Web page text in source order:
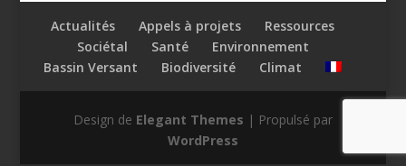
Actualités Appels à projets
Ressources
Sociétal
Santé
Environnement
Bassin Versant
Biodiversité Climat
Design de Elegant Themes | Propulsé par
WordPress